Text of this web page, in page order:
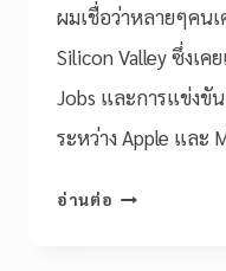
ผมเชื่อว่าหลายๆคน
Silicon Valley ซึ่งเค
Jobs และการแข่งขั
ระหว่าง Apple และ
อ่านต่อ